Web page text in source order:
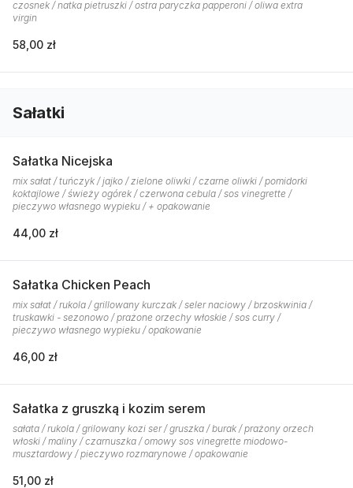
czosnek / natka pietruszki / ostra paryczka papperoni / oliwa extra
virgin
58,00 zł
Sałatki
Sałatka Nicejska
mix sałat / tuńczyk / jajko / zielone oliwki / czarne oliwki / pomidorki
koktajlowe / świeży ogórek / czerwona cebula / sos vinegrette /
pieczywo własnego wypieku / + opakowanie
44,00 zł
Sałatka Chicken Peach
mix sałat / rukola / grillowany kurczak / seler naciowy / brzoskwinia /
truskawki - sezonowo / prażone orzechy włoskie / sos curry /
pieczywo własnego wypieku / opakowanie
46,00 zł
Sałatka z gruszką i kozim serem
sałata / rukola / grilowany kozi ser / gruszka / burak / prażony orzech
włoski / maliny / czarnuszka / omowy sos vinegrette miodowo-
musztardowy / pieczywo rozmarynowe / opakowanie
51,00 zł